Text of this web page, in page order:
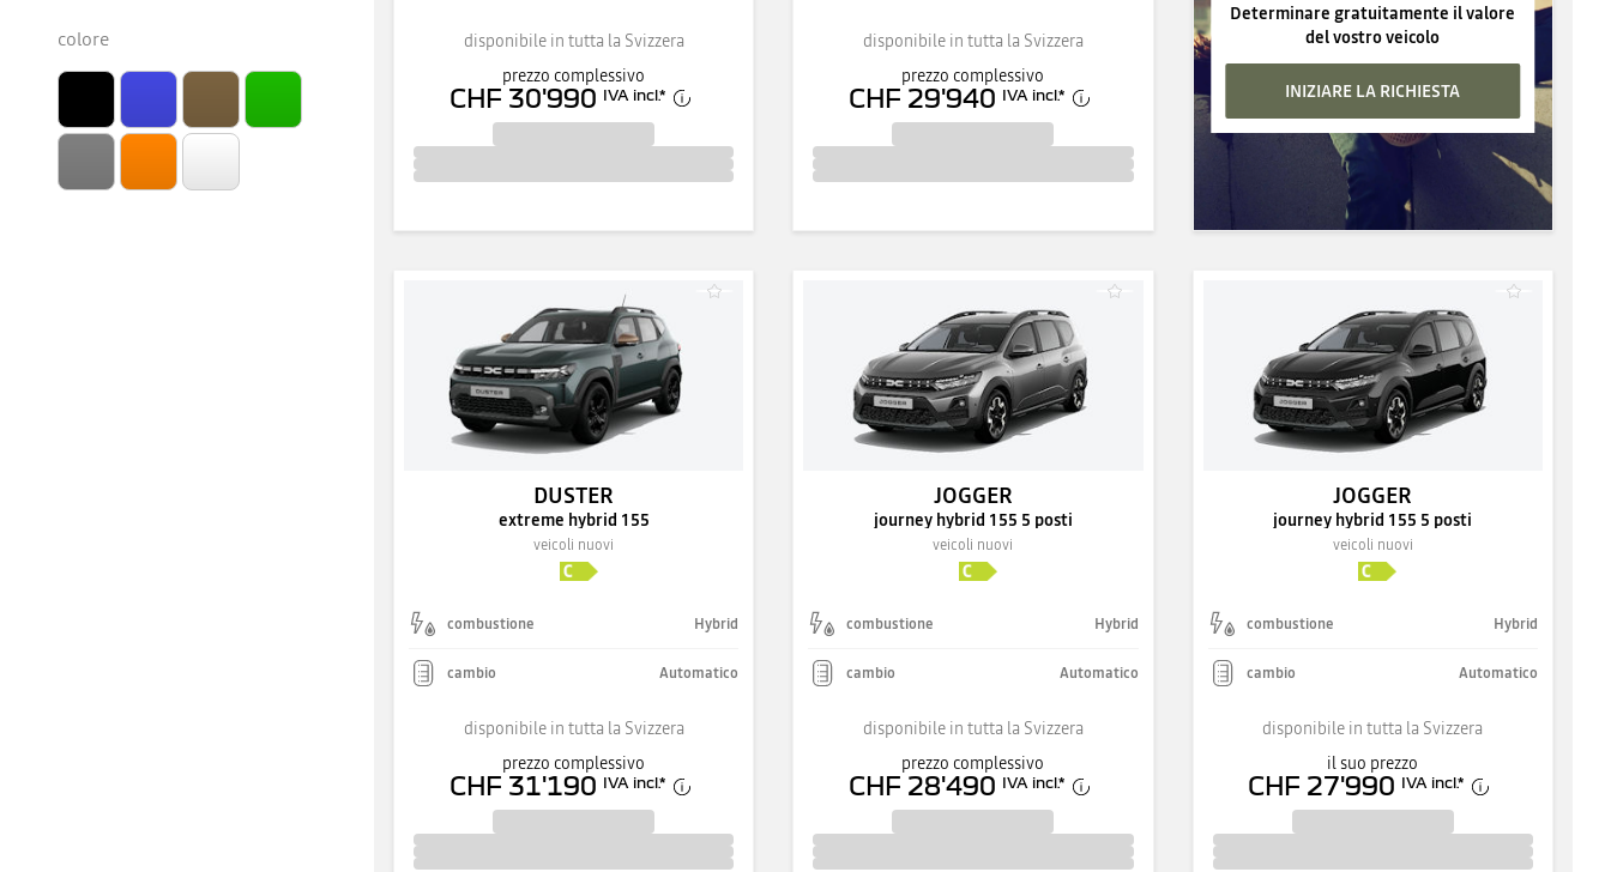
colore
disponibile in tutta la Svizzera
prezzo complessivo
CHF 30'990 IVA incl.*
disponibile in tutta la Svizzera
prezzo complessivo
CHF 29'940 IVA incl.*
Determinare gratuitamente il valore
del vostro veicolo
INIZIARE LA RICHIESTA
DUSTER
extreme hybrid 155
veicoli nuovi
combustione Hybrid
cambio Automatico
disponibile in tutta la Svizzera
prezzo complessivo
CHF 31'190 IVA incl.*
JOGGER
journey hybrid 155 5 posti
veicoli nuovi
combustione Hybrid
cambio Automatico
disponibile in tutta la Svizzera
prezzo complessivo
CHF 28'490 IVA incl.*
JOGGER
journey hybrid 155 5 posti
veicoli nuovi
combustione Hybrid
cambio Automatico
disponibile in tutta la Svizzera
il suo prezzo
CHF 27'990 IVA incl.*